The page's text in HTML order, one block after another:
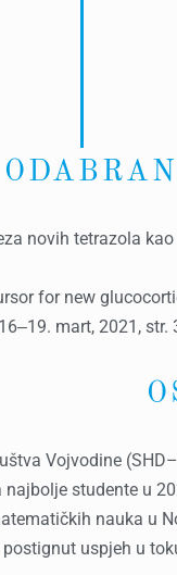
novih tetrazola
for new
mart, 2021, str.
Vojvodine
studente u
nauka u
uspjeh u